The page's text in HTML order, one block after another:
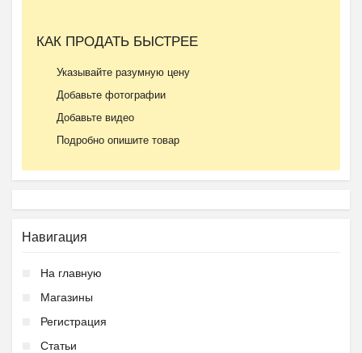
КАК ПРОДАТЬ БЫСТРЕЕ
Указывайте разумную цену
Добавьте фотографии
Добавьте видео
Подробно опишите товар
Навигация
На главную
Магазины
Регистрация
Статьи